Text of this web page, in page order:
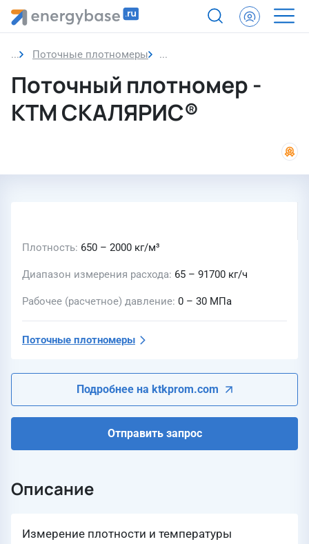
Поточные плотномеры Поточный плотномер
Поточный плотномер -
КТМ СКАЛЯРИС®
Плотность 650 – 2000 кг/м³
Диапазон измерения расхода 65 – 91700 кг/ч
Рабочее (расчетное) давление 0 – 30 МПа
Поточные плотномеры
Подробнее на ktkprom.com
Отправить запрос
Описание
Измерение плотности и температуры